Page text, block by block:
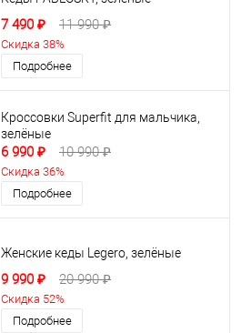
7 490 ₽ 11 990 ₽
Скидка 38%
Подробнее
Кроссовки Superfit для мальчика,
зелёные
6 990 ₽ 10 990 ₽
Скидка 36%
Подробнее
Женские кеды Legero, зелёные
9 990 ₽ 20 990 ₽
Скидка 52%
Подробнее